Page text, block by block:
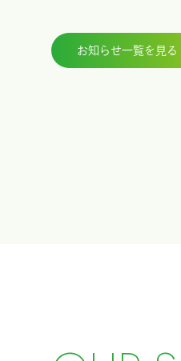
お知らせ一覧を見る